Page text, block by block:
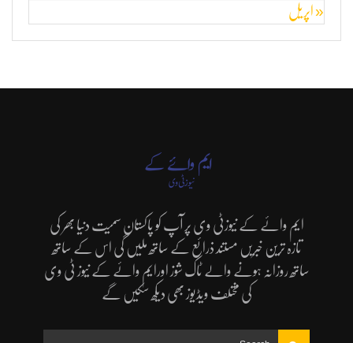
« اپریل
ایم وائے کے نیوزٹی وی پر آپ کو پاکستان سمیت دنیا بھر کی
تازہ ترین خبریں مستند ذرائع کے ساتھ ملیں گی اس کے ساتھ
ساتھ روزانہ ہونے والے ٹاک شوز اورایم وائے کے نیوز ٹی وی
کی مختلف ویڈیوز بھی دیکھ سکیں گے